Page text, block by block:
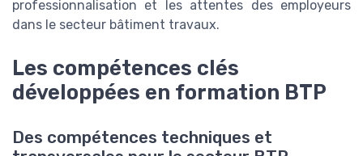
professionnalisation et les attentes des employeurs
dans le secteur bâtiment travaux.
Les compétences clés
développées en formation BTP
Des compétences techniques et